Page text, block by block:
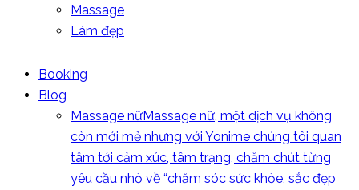
Massage
Làm đẹp
Booking
Blog
Massage nữMassage nữ, một dịch vụ không
còn mới mẻ nhưng với Yonime chúng tôi quan
tâm tới cảm xúc, tâm trạng, chăm chút từng
yêu cầu nhỏ về “chăm sóc sức khỏe, sắc đẹp